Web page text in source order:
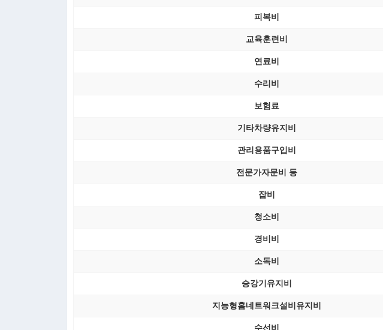
피복비
교육훈련비
연료비
수리비
보험료
기타차량유지비
관리용품구입비
전문가자문비 등
잡비
청소비
경비비
소독비
승강기유지비
지능형홈네트워크설비유지비
수선비